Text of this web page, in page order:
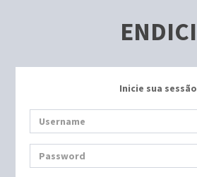
ENDICI
Inicie sua sessão